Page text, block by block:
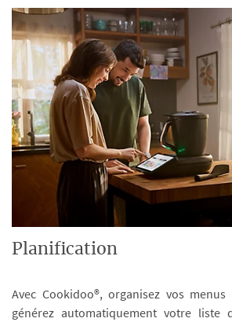
Planification
Avec Cookidoo®, organisez vos
générez automatiquement votre liste